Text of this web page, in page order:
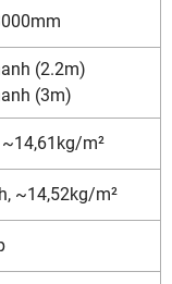
(2.2m)
(3m)
m²
~14,52kg/m²